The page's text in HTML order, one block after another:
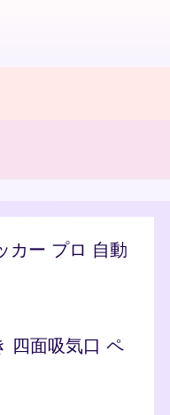
カー プロ 自動
四面吸気口 ペ